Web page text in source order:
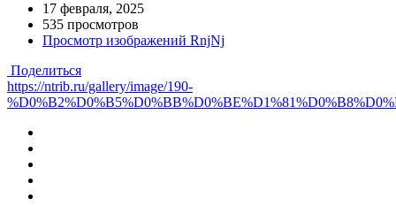
17 февраля, 2025
535 просмотров
Просмотр изображений RnjNj
Поделиться
https://ntrib.ru/gallery/image/190-